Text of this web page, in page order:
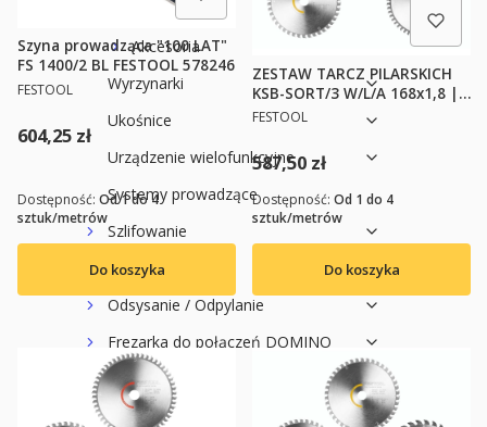
Akcesoria
Wyrzynarki
Ukośnice
Urządzenie wielofunkcyjne
Systemy prowadzące
Szlifowanie
Frezowanie
Odsysanie / Odpylanie
Frezarka do połączeń DOMINO
Oklejanie
Organizacja pracy
Szyna prowadząca "100 LAT"
FS 1400/2 BL FESTOOL 578246
PRODUCENT
FESTOOL
Cena
604,25 zł
Do koszyka
Dostępność: Od 1 do 4
sztuk/metrów
ZESTAW TARCZ PILARSKICH
KSB-SORT/3 W/L/A 168x1,8 |
Festool
PRODUCENT
FESTOOL
Cena
587,50 zł
Do koszyka
Dostępność: Od 1 do 4
sztuk/metrów